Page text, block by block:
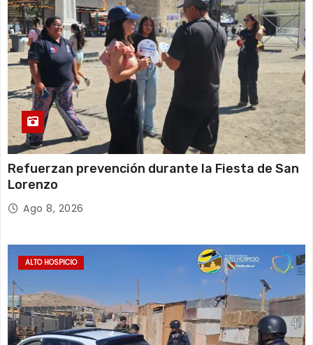
s
Refuerzan prevención durante la Fiesta de San
Lorenzo
Ago 8, 2026
ALTO HOSPICIO